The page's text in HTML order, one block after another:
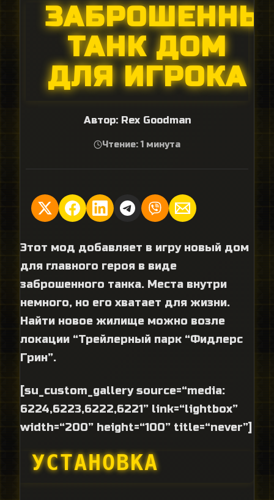
ТАНК ДОМ
ДЛЯ ИГРОКА
Автор: Rex Goodman
Чтение: 1 минута
Этот мод добавляет в игру новый дом
для главного героя в виде
заброшенного танка. Места внутри
немного, но его хватает для жизни.
Найти новое жилище можно возле
локации “Трейлерный парк “Фидлерс
Грин”.
[su_custom_gallery source=“media:
6224,6223,6222,6221” link=“lightbox”
width=“200” height=“100” title=“never”]
УСТАНОВКА